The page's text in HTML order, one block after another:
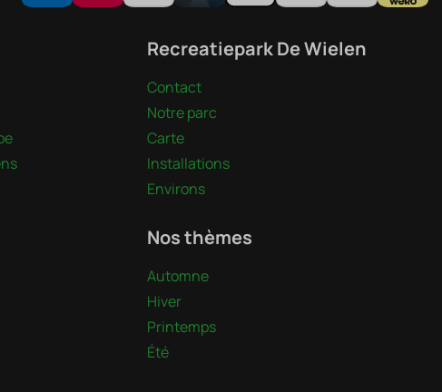
Recreatiepark De Wielen
Contact
Notre parc
Carte
Installations
Environs
Nos thèmes
Automne
Hiver
Printemps
Été